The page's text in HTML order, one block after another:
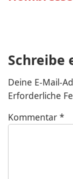
Schreibe
Deine E-Mail-
Erforderliche
Kommentar *